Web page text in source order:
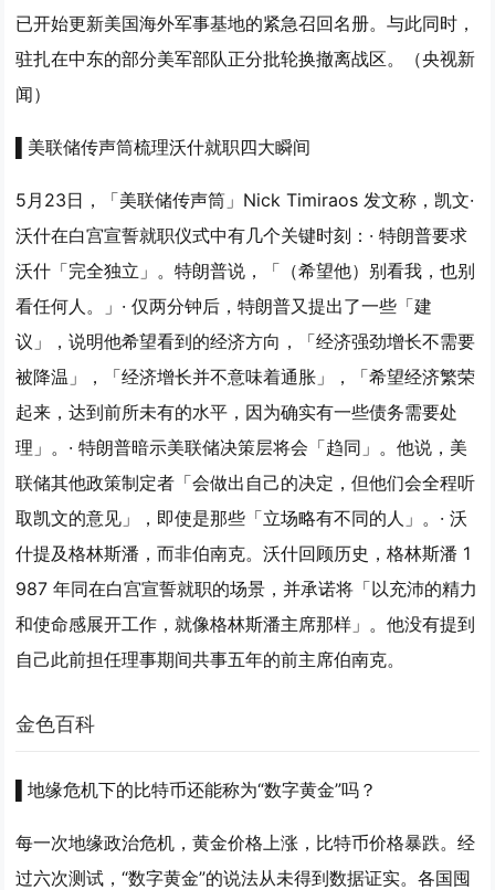
已开始更新美国海外军事基地的紧急召回名册。与此同时，
驻扎在中东的部分美军部队正分批轮换撤离战区。（央视新
闻）
▌美联储传声筒梳理沃什就职四大瞬间
5月23日，「美联储传声筒」Nick Timiraos 发文称，凯文·
沃什在白宫宣誓就职仪式中有几个关键时刻：· 特朗普要求
沃什「完全独立」。特朗普说，「（希望他）别看我，也别
看任何人。」· 仅两分钟后，特朗普又提出了一些「建
议」，说明他希望看到的经济方向，「经济强劲增长不需要
被降温」，「经济增长并不意味着通胀」，「希望经济繁荣
起来，达到前所未有的水平，因为确实有一些债务需要处
理」。· 特朗普暗示美联储决策层将会「趋同」。他说，美
联储其他政策制定者「会做出自己的决定，但他们会全程听
取凯文的意见」，即使是那些「立场略有不同的人」。· 沃
什提及格林斯潘，而非伯南克。沃什回顾历史，格林斯潘 1
987 年同在白宫宣誓就职的场景，并承诺将「以充沛的精力
和使命感展开工作，就像格林斯潘主席那样」。他没有提到
自己此前担任理事期间共事五年的前主席伯南克。
金色百科
▌地缘危机下的比特币还能称为“数字黄金”吗？
每一次地缘政治危机，黄金价格上涨，比特币价格暴跌。经
过六次测试，“数字黄金”的说法从未得到数据证实。各国囤